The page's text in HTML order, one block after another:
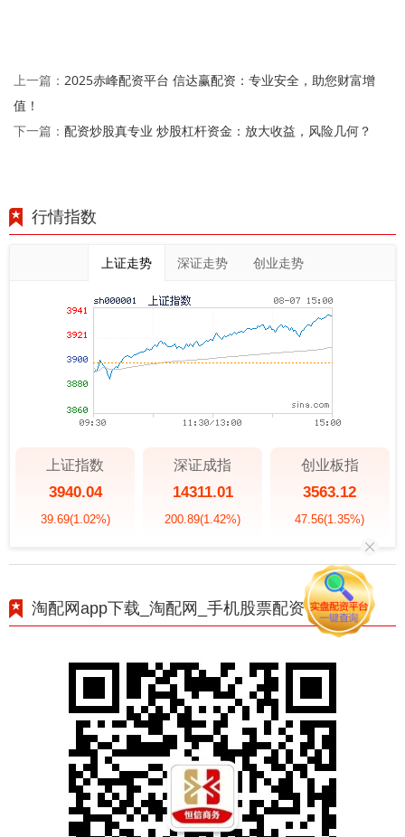
上一篇： 2025赤峰配资平台 信达赢配资：专业安全，助您财富增
值！
下一篇： 配资炒股真专业 炒股杠杆资金：放大收益，风险几何？
行情指数
上证走势 深证走势 创业走势
上证指数
3940.04
39.69(1.02%)
深证成指
14311.01
200.89(1.42%)
创业板指
3563.12
47.56(1.35%)
淘配网app下载_淘配网_手机股票配资